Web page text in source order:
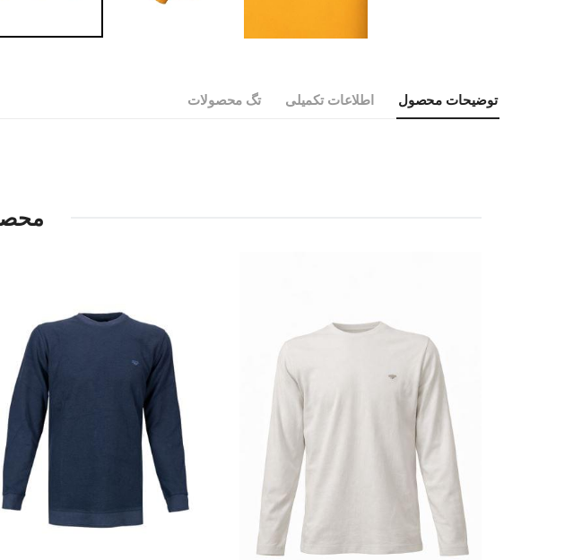
توضیحات محصول اطلاعات تکمیلی تگ محصولات